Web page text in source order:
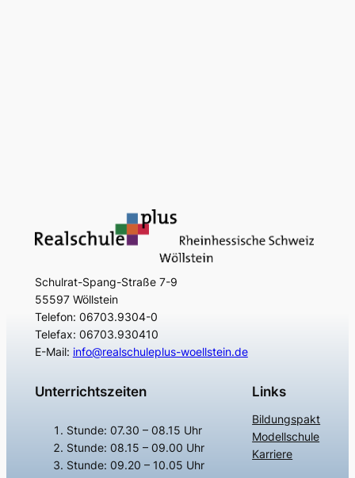
Schulrat-Spang-Straße 7-9
55597 Wöllstein
Telefon: 06703.9304-0
Telefax: 06703.930410
E-Mail: info@realschuleplus-woellstein.de
Unterrichtszeiten
Stunde: 07.30 – 08.15 Uhr
Stunde: 08.15 – 09.00 Uhr
Stunde: 09.20 – 10.05 Uhr
Links
Bildungspakt
Modellschule
Karriere